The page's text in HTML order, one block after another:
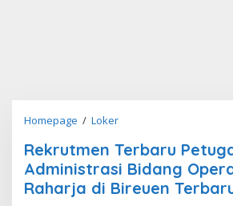
Homepage / LokerRekrutmen
Petugas
Administrasi
Bidang
Rekrutmen Terbaru
Administrasi Bidang
Raharja di Bireuen